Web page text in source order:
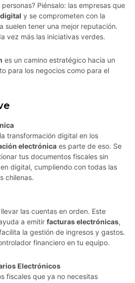
Piénsalo: las empresas que
y se comprometen con la
suelen tener una mejor reputación.
vez más las iniciativas verdes.
es un camino estratégico hacia un
para los negocios como para el
transformación digital en los
electrónica es parte de eso. Se
tus documentos fiscales sin
digital, cumpliendo con todas las
chilenas.
las cuentas en orden. Este
a emitir facturas electrónicas,
la gestión de ingresos y gastos.
financiero en tu equipo.
Electrónicos
fiscales que ya no necesitas